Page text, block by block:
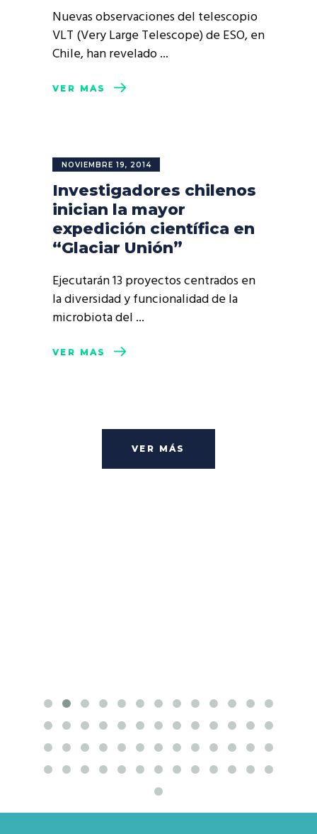
Nuevas observaciones del telescopio
VLT (Very Large Telescope) de ESO, en
Chile, han revelado
VER MÁS
NOVIEMBRE 19, 2014
Investigadores chilenos
inician la mayor
expedición científica en
“Glaciar Unión”
Ejecutarán 13 proyectos centrados en
la diversidad y funcionalidad de la
microbiota del
VER MÁS
VER MÁS